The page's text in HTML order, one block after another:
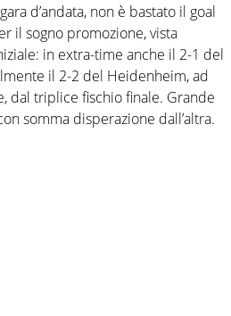
d’andata, non è bastato il goal
il sogno promozione, vista
in extra-time anche il 2-1 del
il 2-2 del Heidenheim, ad
dal triplice fischio finale. Grande
somma disperazione dall’altra.